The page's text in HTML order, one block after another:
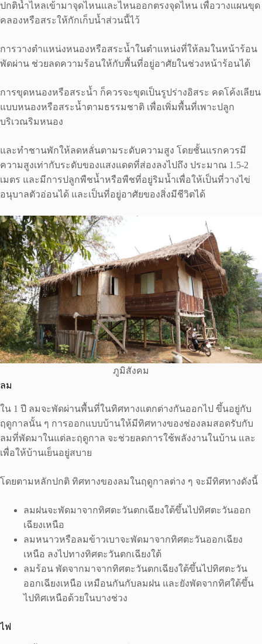
ปกติน้ำไหลเข้ามาจุดไหนและไหนออกตรงจุดไหน เพื่อวางแผนขุด
คลองหรือสระให้กักเก็บน้ำส่วนนี้ไว้
การวางตำแหน่งหนองหรือสระน้ำในตำแหน่งที่ให้ลมในหน้าร้อน
พัดผ่าน ช่วยลดความร้อนให้กับพื้นที่อยู่อาศัยในช่วงหน้าร้อนได้
การขุดหนองหรือสระน้ำ ก็ควรจะขุดเป็นรูปร่างอิสระ คดโค้งเลียน
แบบหนองหรือสระน้ำตามธรรมชาติ เพื่อเพิ่มพื้นที่เพาะปลูก
บริเวณริมหนอง
และทำชานพักให้ลดหลั่นตามระดับความสูง โดยชั้นแรกควรมี
ความสูงเท่ากับระดับของแสงแดดที่ส่องลงไปถึง ประมาณ 1.5-2
เมตร และมีการปลูกพืชน้ำหรือพืชที่อยู่ริมน้ำเพื่อให้เป็นที่วางไข่
อนุบาลตัวอ่อนได้ และเป็นที่อยู่อาศัยของสิ่งมีชีวิตได้
ภูมิสังคม
ลม
ใน 1 ปี ลมจะพัดผ่านพื้นที่ในทิศทางแตกต่างกันออกไป ขึ้นอยู่กับ
ฤดูกาลนั้น ๆ การออกแบบบ้านให้มีทิศทางของช่องลมสอดรับกับ
ลมที่พัดมาในแต่ละฤดูกาล จะช่วยลดการใช้พลังงานในบ้าน และ
เพื่อให้บ้านเย็นอยู่สบาย
โดยตามหลักปกติ ทิศทางของลมในฤดูกาลต่าง ๆ จะมีทิศทางดังนี้
ลมฝนจะพัดมาจากทิศตะวันตกเฉียงใต้ขึ้นไปทิศตะวันออก
เฉียงเหนือ
ลมหนาวหรือลมข้าวเบาจะพัดมาจากทิศตะวันออกเฉียง
เหนือ ลงไปทางทิศตะวันตกเฉียงใต้
ลมร้อน พัดจากมาจากทิศตะวันตกเฉียงใต้ขึ้นไปทิศตะวัน
ออกเฉียงเหนือ เหมือนกันกับลมฝน และยังพัดจากทิศใต้ขึ้น
ไปทิศเหนือด้วยในบางช่วง
ไฟ